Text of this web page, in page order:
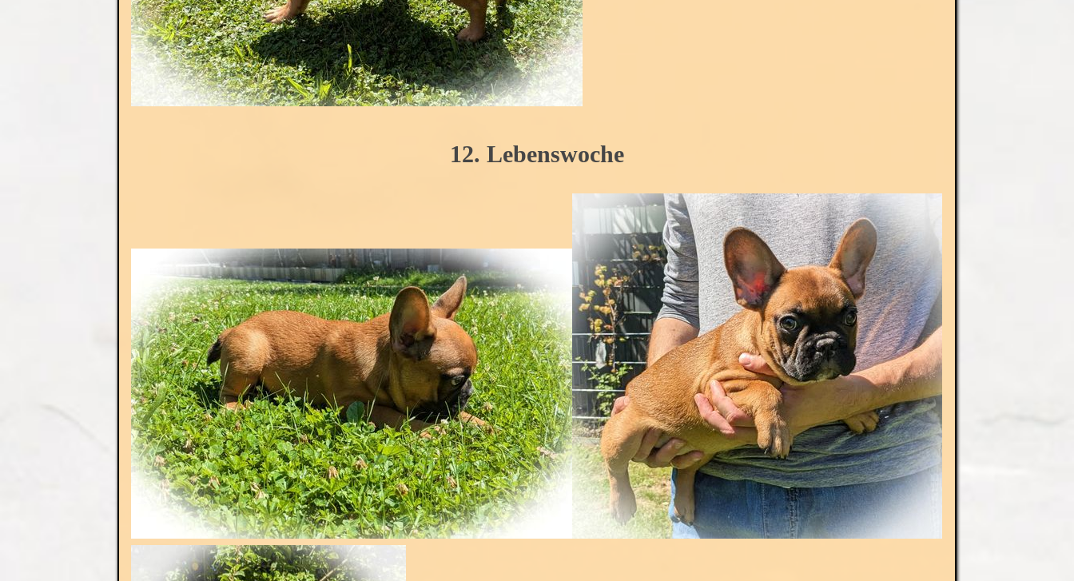
12. Lebenswoche